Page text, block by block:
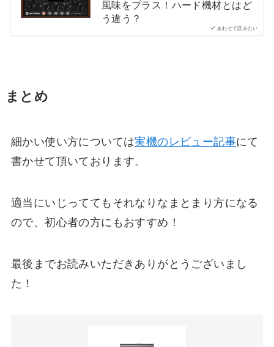
あわせて読みたい
風味をプラス！ハード機材とはど
う違う？
まとめ
細かい使い方については実機のレビュー記事にて
書かせて頂いております。
適当にいじっててもそれなりなまとまり方になる
ので、初心者の方にもおすすめ！
最後までお読みいただきありがとうございまし
た！